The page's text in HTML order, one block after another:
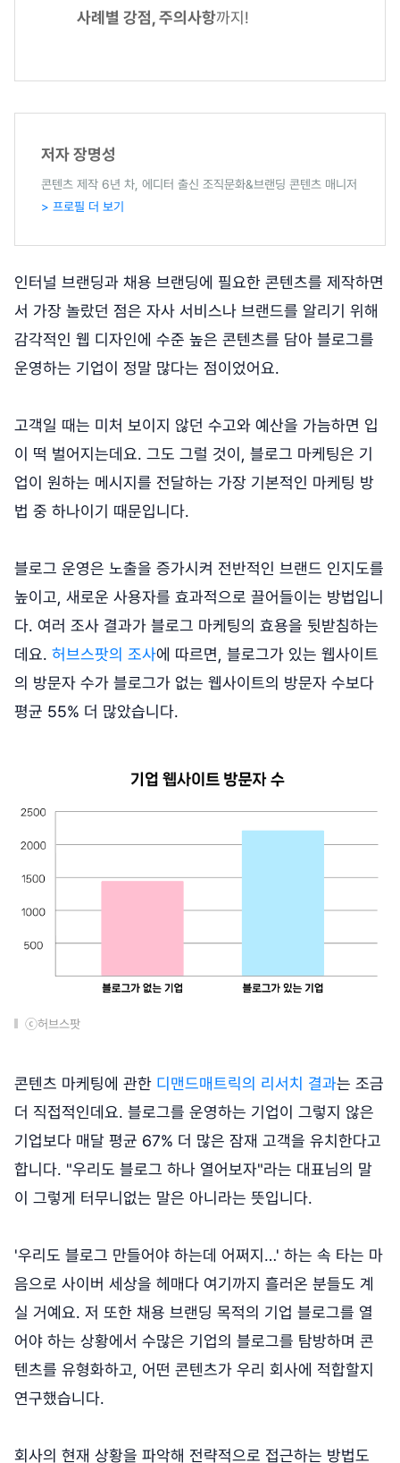
사례별 강점, 주의사항까지!
저자 장명성
콘텐츠 제작 6년 차, 에디터 출신 조직문화&브랜딩 콘텐츠 매니저
> 프로필 더 보기
인터널 브랜딩과 채용 브랜딩에 필요한 콘텐츠를 제작하면
서 가장 놀랐던 점은 자사 서비스나 브랜드를 알리기 위해
감각적인 웹 디자인에 수준 높은 콘텐츠를 담아 블로그를
운영하는 기업이 정말 많다는 점이었어요.
고객일 때는 미처 보이지 않던 수고와 예산을 가늠하면 입
이 떡 벌어지는데요. 그도 그럴 것이, 블로그 마케팅은 기
업이 원하는 메시지를 전달하는 가장 기본적인 마케팅 방
법 중 하나이기 때문입니다.
블로그 운영은 노출을 증가시켜 전반적인 브랜드 인지도를
높이고, 새로운 사용자를 효과적으로 끌어들이는 방법입니
다. 여러 조사 결과가 블로그 마케팅의 효용을 뒷받침하는
데요. 허브스팟의 조사에 따르면, 블로그가 있는 웹사이트
의 방문자 수가 블로그가 없는 웹사이트의 방문자 수보다
평균 55% 더 많았습니다.
ⓒ허브스팟
콘텐츠 마케팅에 관한 디맨드매트릭의 리서치 결과는 조금
더 직접적인데요. 블로그를 운영하는 기업이 그렇지 않은
기업보다 매달 평균 67% 더 많은 잠재 고객을 유치한다고
합니다. "우리도 블로그 하나 열어보자"라는 대표님의 말
이 그렇게 터무니없는 말은 아니라는 뜻입니다.
'우리도 블로그 만들어야 하는데 어쩌지…' 하는 속 타는 마
음으로 사이버 세상을 헤매다 여기까지 흘러온 분들도 계
실 거예요. 저 또한 채용 브랜딩 목적의 기업 블로그를 열
어야 하는 상황에서 수많은 기업의 블로그를 탐방하며 콘
텐츠를 유형화하고, 어떤 콘텐츠가 우리 회사에 적합할지
연구했습니다.
회사의 현재 상황을 파악해 전략적으로 접근하는 방법도